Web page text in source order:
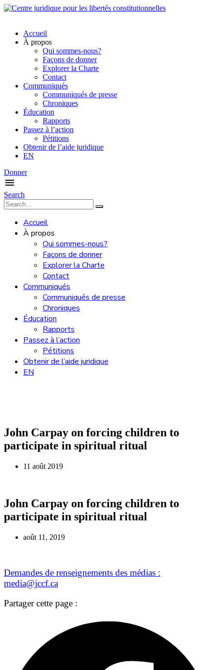
Accueil
À propos
Qui sommes-nous?
Façons de donner
Explorer la Charte
Contact
Communiqués
Communiqués de presse
Chroniques
Éducation
Rapports
Passez à l’action
Pétitions
Obtenir de l’aide juridique
EN
Donner
Search
Accueil
À propos
Qui sommes-nous?
Façons de donner
Explorer la Charte
Contact
Communiqués
Communiqués de presse
Chroniques
Éducation
Rapports
Passez à l’action
Pétitions
Obtenir de l’aide juridique
EN
John Carpay on forcing children to
participate in spiritual ritual
11 août 2019
John Carpay on forcing children to
participate in spiritual ritual
août 11, 2019
Demandes de renseignements des médias :
media@jccf.ca
Partager cette page :